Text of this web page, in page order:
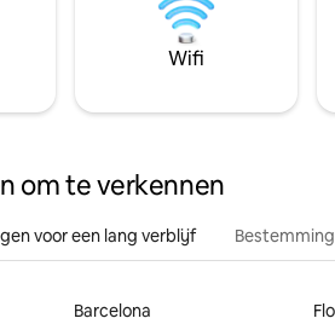
Wifi
om te verkennen
voor een lang verblijf
Barcelona